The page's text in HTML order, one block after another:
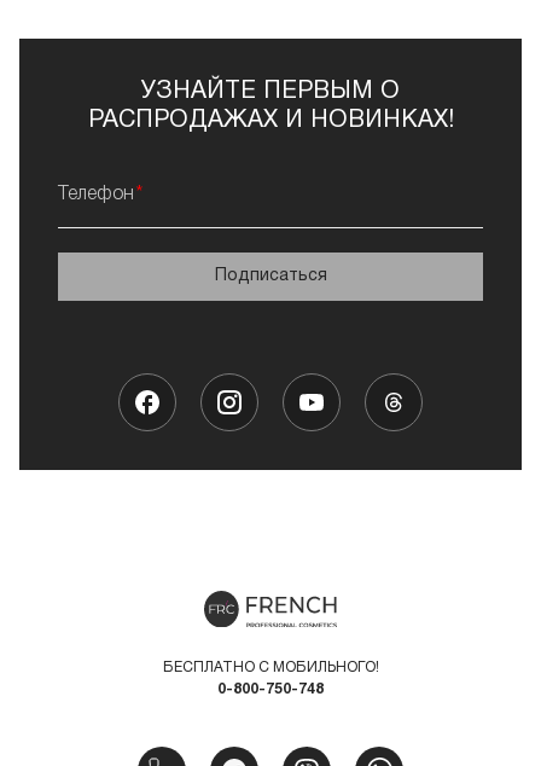
УЗНАЙТЕ ПЕРВЫМ О
РАСПРОДАЖАХ И НОВИНКАХ!
Телефон
Подписаться
БЕСПЛАТНО С МОБИЛЬНОГО!
0-800-750-748